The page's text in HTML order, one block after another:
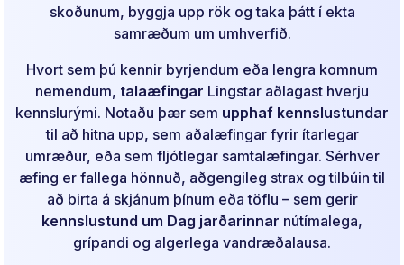
skoðunum, byggja upp rök og taka þátt í ekta
samræðum um umhverfið.
Hvort sem þú kennir byrjendum eða lengra komnum
nemendum, talaæfingar Lingstar aðlagast hverju
kennslurými. Notaðu þær sem upphaf kennslustundar
til að hitna upp, sem aðalæfingar fyrir ítarlegar
umræður, eða sem fljótlegar samtalæfingar. Sérhver
æfing er fallega hönnuð, aðgengileg strax og tilbúin til
að birta á skjánum þínum eða töflu – sem gerir
kennslustund um Dag jarðarinnar nútímalega,
grípandi og algerlega vandræðalausa.